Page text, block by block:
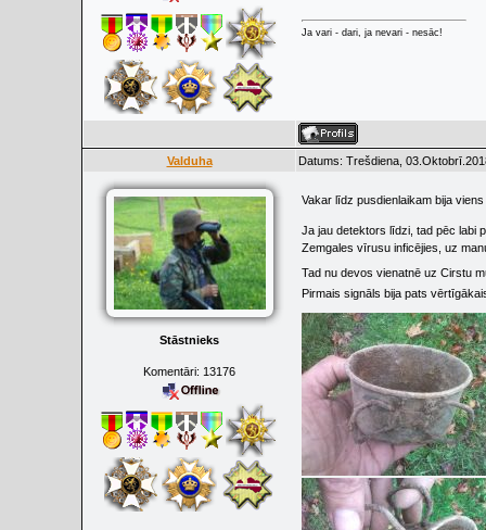
Ja vari - dari, ja nevari - nesāc!
Valduha Datums: Trešdiena,
Stāstnieks
Komentāri: 13176
Vakar līdz pusdienlaikam bija
Ja jau detektors līdzi, tad pēc labi
Zemgales vīrusu inficējies, uz
Tad nu devos vienatnē uz Cirstu
Pirmais signāls bija pats